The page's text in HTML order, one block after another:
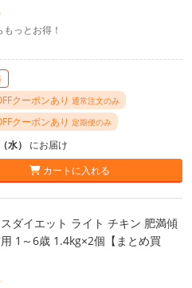
っとお得！
クーポンあり 通常注文のみ
クーポンあり 定期便のみ
水） にお届け
カートに入れる
ダイエット ライト チキン 肥満傾
1～6歳 1.4kg×2個【まとめ買